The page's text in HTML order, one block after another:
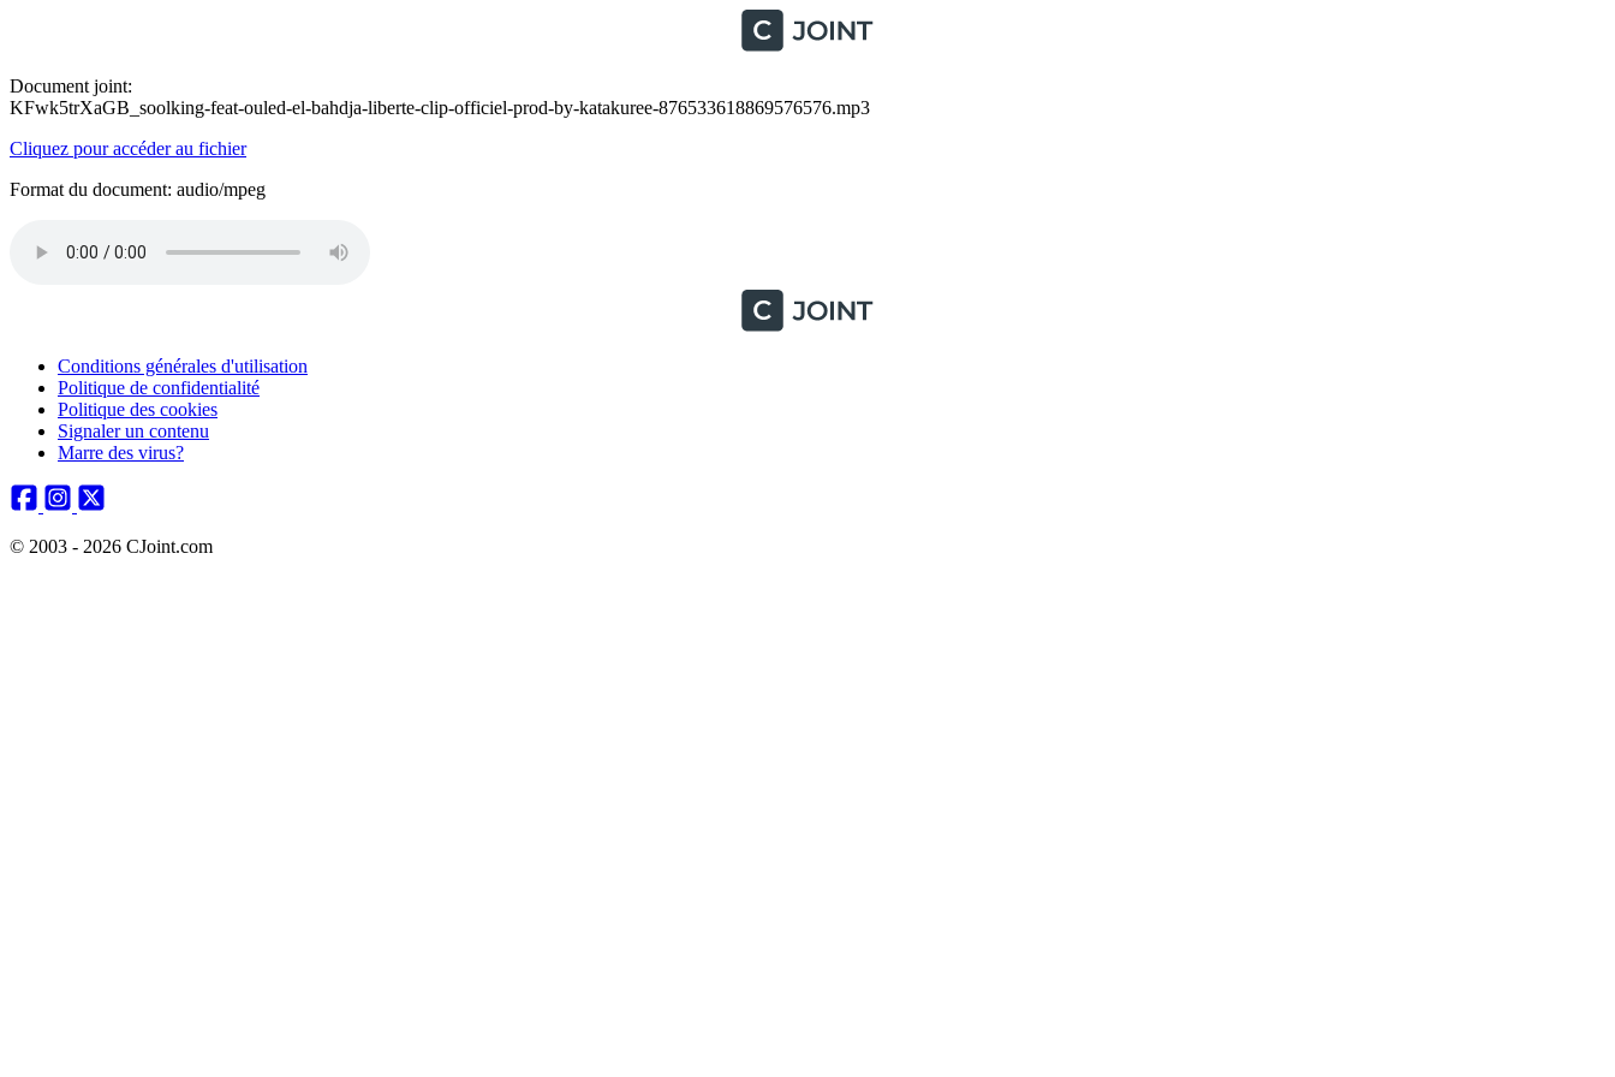
Document joint:
KFwk5trXaGB_soolking-feat-ouled-el-bahdja-liberte-clip-officiel-prod-by-katakuree-876533618869576576.mp3
Cliquez pour accéder au fichier
Format du document: audio/mpeg
Conditions générales d'utilisation
Politique de confidentialité
Politique des cookies
Signaler un contenu
Marre des virus?
© 2003 - 2026 CJoint.com